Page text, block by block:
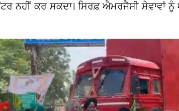
ਨਹੀਂ ਕਰ ਸਕਦਾ। ਸਿਰਫ਼ ਐਮਰਜੈਸੀ ਸੇਵਾਵਾਂ